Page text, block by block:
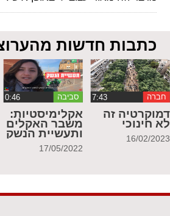
כתבות חדשות
חברה
דמוקרטיה זה
לא חינוכי
16/02/2023
סביבה ‏0:46
אקלימיסטיות:
משבר האקלים
ותעשיית הנשק
17/05/2022